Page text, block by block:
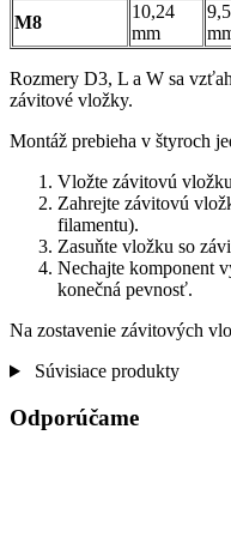
M8
10,24
mm
9,5
Rozmery D3, L a W sa
závitové vložky.
Montáž prebieha v štyroch
Vložte závitovú
Zahrejte závitovú
filamentu).
Zasuňte vložku so
Nechajte komponent
konečná pevnosť.
Na zostavenie závitových
Súvisiace produkty
Odporúčame